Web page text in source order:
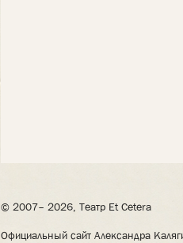
© 2007– 2026, Театр Et Cetera
Официальный сайт Александра